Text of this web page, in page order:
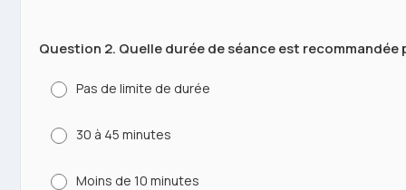
Question 2. Quelle durée de séance est
Pas de limite de durée
30 à 45 minutes
Moins de 10 minutes